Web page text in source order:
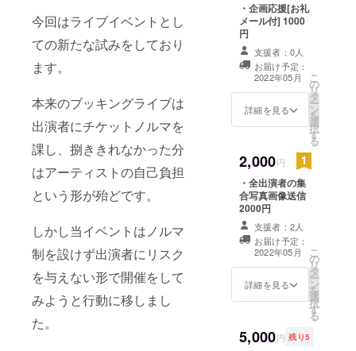
今回はライブイベントとし
ての新たな試みをしており
ます。
本来のブッキングライブは
出演者にチケットノルマを
課し、捌ききれなかった分
はアーティストの自己負担
という形が殆どです。
しかし当イベントはノルマ
制を設けず出演者にリスク
を与えない形で開催をして
みようと行動に移しまし
た。
・企画応援[お礼
メール付] 1000
円
支援者：0人
お届け予定：
2022年05月
詳細を見る
こ
の
リ
タ
ー
ン
を
選
択
す
る
2,000円
・全出演者の集
合写真画像送信
2000円
支援者：2人
お届け予定：
2022年05月
詳細を見る
こ
の
リ
タ
ー
ン
を
選
択
す
る
5,000円 残り5